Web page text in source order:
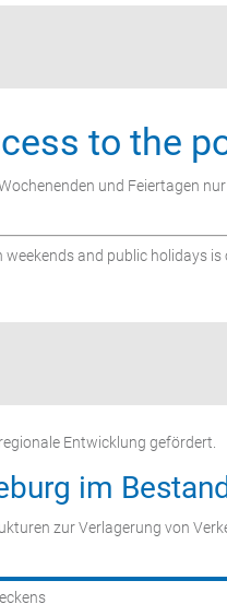
to the
und Feiertagen
weekends and public holidays
Entwicklung gefördert.
im Bestand
zur Verlagerung von